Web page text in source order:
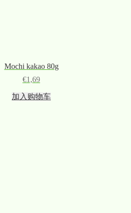
Mochi kakao 80g
€1,69
加入购物车